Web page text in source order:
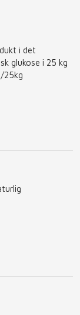
i det
glukose i 25 kg
25kg